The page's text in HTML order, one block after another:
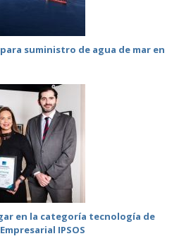
suministro de agua de mar en
en la categoría tecnología de
IPSOS